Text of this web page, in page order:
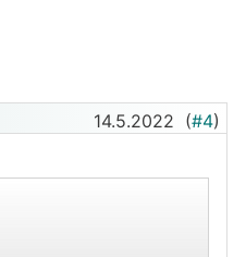
14.5.2022 (#4)